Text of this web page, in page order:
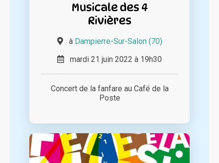
Musicale des 4
Rivières
à Dampierre-Sur-Salon (70)
mardi 21 juin 2022 à 19h30
Concert de la fanfare au Café de la
Poste